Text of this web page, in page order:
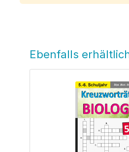
Produktgalerie überspringen
Ebenfalls